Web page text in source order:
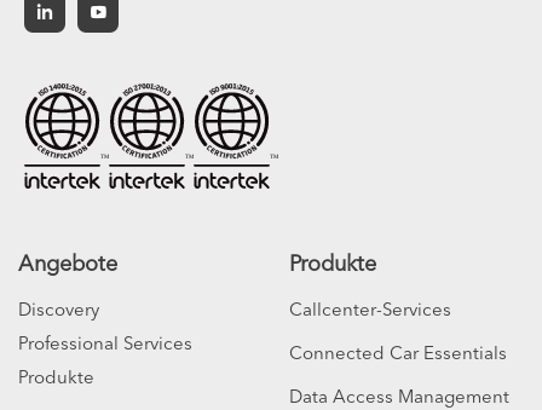
Angebote
Discovery
Professional Services
Produkte
Produkte
Callcenter-Services
Connected Car Essentials
Data Access Management